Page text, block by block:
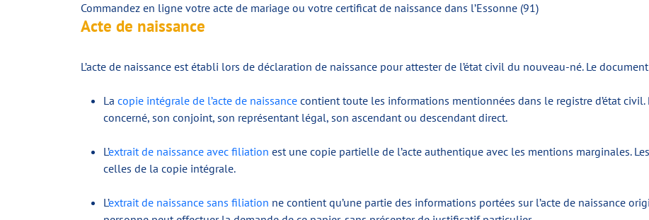
Commandez en ligne votre acte de mariage ou votre certificat de naissance dans l’Essonne (91)
Acte de naissance
L’acte de naissance est établi lors de déclaration de naissance pour attester de l’état civil du nouveau-né. Le
La copie intégrale de l’acte de naissance contient toute les informations mentionnées dans le registre d’état
concerné, son conjoint, son représentant légal, son ascendant ou descendant direct.
L’extrait de naissance avec filiation est une copie partielle de l’acte authentique avec les mentions marginales.
celles de la copie intégrale.
L’extrait de naissance sans filiation ne contient qu’une partie des informations portées sur l’acte de naissance